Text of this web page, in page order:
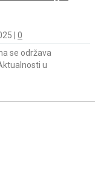
0
se održava
u